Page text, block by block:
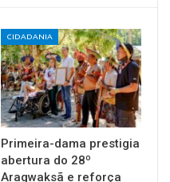
CIDADANIA
Primeira-dama prestigia
abertura do 28º
Aragwaksã e reforça